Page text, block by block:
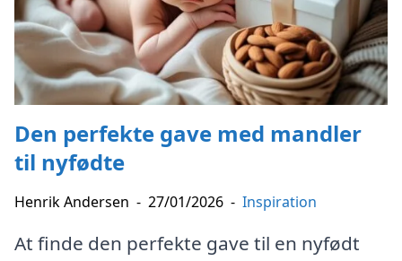
Den perfekte gave med mandler
til nyfødte
Henrik Andersen - 27/01/2026 - Inspiration
At finde den perfekte gave til en nyfødt